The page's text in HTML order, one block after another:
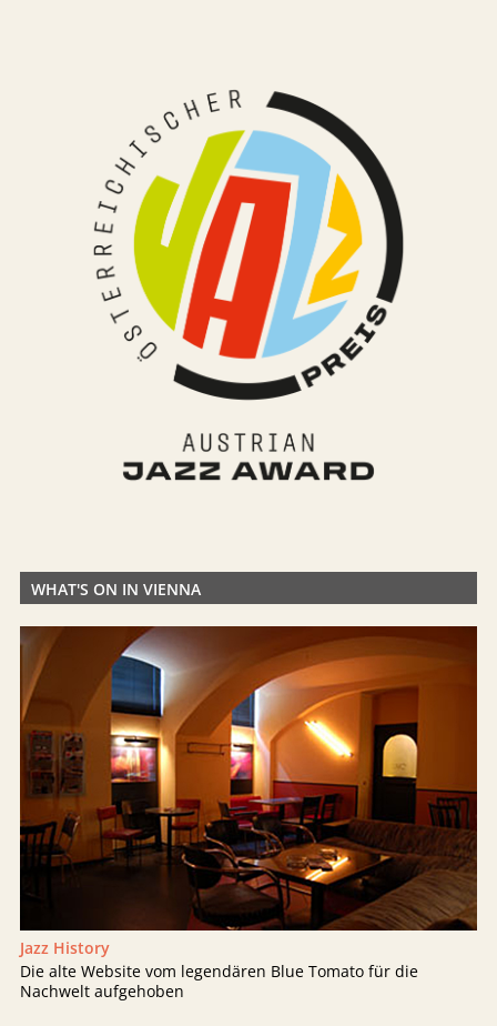
WHAT'S ON IN VIENNA
Jazz History
Die alte Website vom legendären Blue Tomato für die
Nachwelt aufgehoben